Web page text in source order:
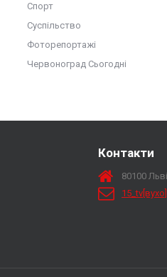
Спорт
Суспільство
Фоторепортажі
Червоноград Сьогодні
Контакти
80100